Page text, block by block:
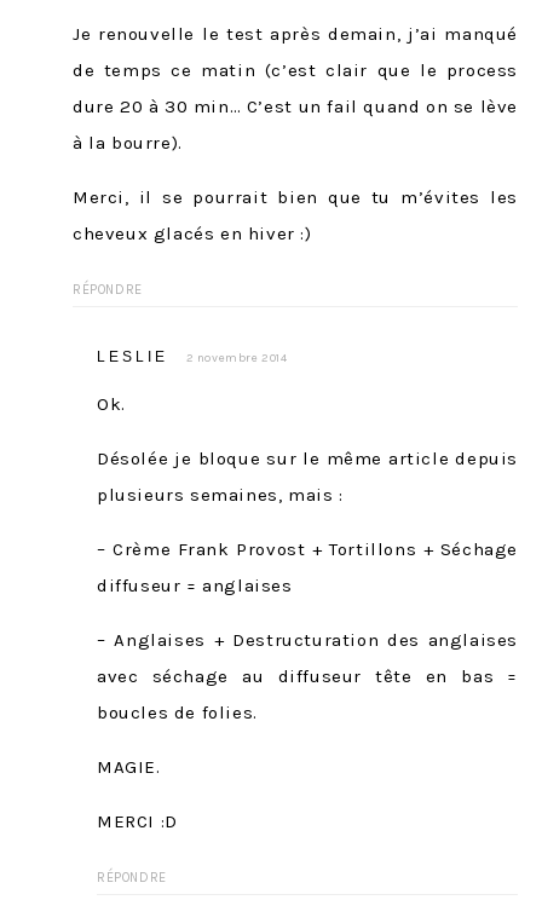
Je renouvelle le test après demain, j’ai manqué
de temps ce matin (c’est clair que le process
dure 20 à 30 min… C’est un fail quand on se lève
à la bourre).
Merci, il se pourrait bien que tu m’évites les
cheveux glacés en hiver :)
RÉPONDRE
LESLIE 2 novembre 2014
Ok.
Désolée je bloque sur le même article depuis
plusieurs semaines, mais :
– Crème Frank Provost + Tortillons + Séchage
diffuseur = anglaises
– Anglaises + Destructuration des anglaises
avec séchage au diffuseur tête en bas =
boucles de folies.
MAGIE.
MERCI :D
RÉPONDRE